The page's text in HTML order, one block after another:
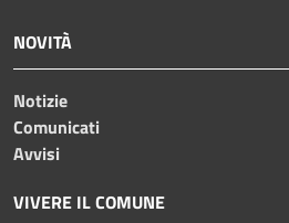
NOVITÀ
Notizie
Comunicati
Avvisi
VIVERE IL COMUNE